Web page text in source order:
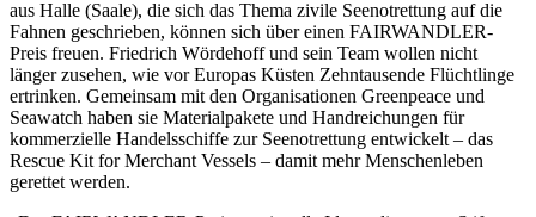
aus Halle (Saale), die sich das Thema zivile Seenotrettung auf die
Fahnen geschrieben, können sich über einen FAIRWANDLER-
Preis freuen. Friedrich Wördehoff und sein Team wollen nicht
länger zusehen, wie vor Europas Küsten Zehntausende Flüchtlinge
ertrinken. Gemeinsam mit den Organisationen Greenpeace und
Seawatch haben sie Materialpakete und Handreichungen für
kommerzielle Handelsschiffe zur Seenotrettung entwickelt – das
Rescue Kit for Merchant Vessels – damit mehr Menschenleben
gerettet werden.